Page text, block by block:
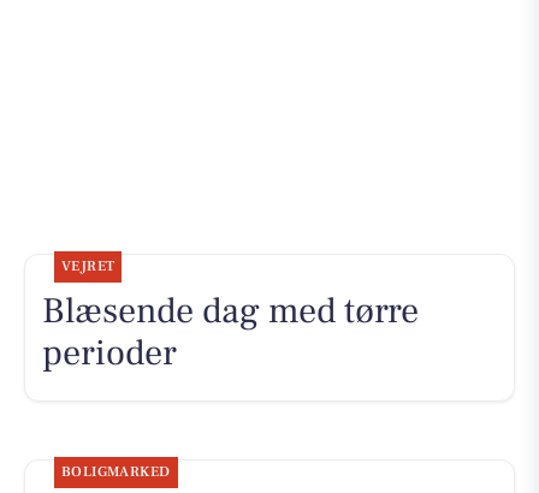
VEJRET
Blæsende dag med tørre
perioder
BOLIGMARKED